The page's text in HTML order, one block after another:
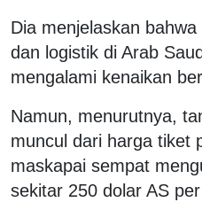
Dia menjelaskan
dan logistik di Arab
mengalami kenaikan
Namun, menurutnya,
muncul dari harga tiket
maskapai sempat
sekitar 250 dolar AS